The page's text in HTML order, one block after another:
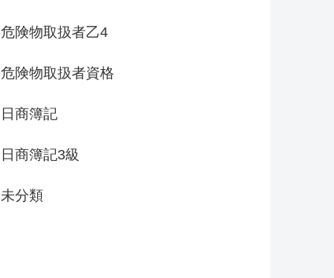
危険物取扱者乙4
危険物取扱者資格
日商簿記
日商簿記3級
未分類